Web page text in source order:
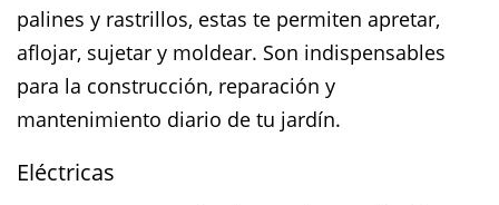
palines y rastrillos, estas te permiten apretar,
aflojar, sujetar y moldear. Son indispensables
para la construcción, reparación y
mantenimiento diario de tu jardín.
Eléctricas